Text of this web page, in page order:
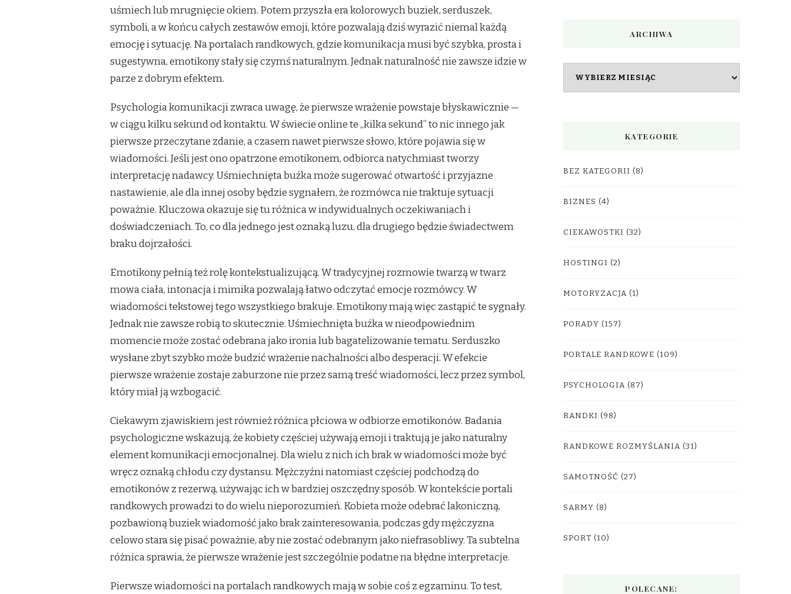
uśmiech lub mrugnięcie okiem. Potem przyszła era kolorowych buziek, serduszek,
symboli, a w końcu całych zestawów emoji, które pozwalają dziś wyrazić niemal każdą
emocję i sytuację. Na portalach randkowych, gdzie komunikacja musi być szybka, prosta i
sugestywna, emotikony stały się czymś naturalnym. Jednak naturalność nie zawsze idzie w
parze z dobrym efektem.
Psychologia komunikacji zwraca uwagę, że pierwsze wrażenie powstaje błyskawicznie —
w ciągu kilku sekund od kontaktu. W świecie online te „kilka sekund” to nic innego jak
pierwsze przeczytane zdanie, a czasem nawet pierwsze słowo, które pojawia się w
wiadomości. Jeśli jest ono opatrzone emotikonem, odbiorca natychmiast tworzy
interpretację nadawcy. Uśmiechnięta buźka może sugerować otwartość i przyjazne
nastawienie, ale dla innej osoby będzie sygnałem, że rozmówca nie traktuje sytuacji
poważnie. Kluczowa okazuje się tu różnica w indywidualnych oczekiwaniach i
doświadczeniach. To, co dla jednego jest oznaką luzu, dla drugiego będzie świadectwem
braku dojrzałości.
Emotikony pełnią też rolę kontekstualizującą. W tradycyjnej rozmowie twarzą w twarz
mowa ciała, intonacja i mimika pozwalają łatwo odczytać emocje rozmówcy. W
wiadomości tekstowej tego wszystkiego brakuje. Emotikony mają więc zastąpić te sygnały.
Jednak nie zawsze robią to skutecznie. Uśmiechnięta buźka w nieodpowiednim
momencie może zostać odebrana jako ironia lub bagatelizowanie tematu. Serduszko
wysłane zbyt szybko może budzić wrażenie nachalności albo desperacji. W efekcie
pierwsze wrażenie zostaje zaburzone nie przez samą treść wiadomości, lecz przez symbol,
który miał ją wzbogacić.
Ciekawym zjawiskiem jest również różnica płciowa w odbiorze emotikonów. Badania
psychologiczne wskazują, że kobiety częściej używają emoji i traktują je jako naturalny
element komunikacji emocjonalnej. Dla wielu z nich ich brak w wiadomości może być
wręcz oznaką chłodu czy dystansu. Mężczyźni natomiast częściej podchodzą do
emotikonów z rezerwą, używając ich w bardziej oszczędny sposób. W kontekście portali
randkowych prowadzi to do wielu nieporozumień. Kobieta może odebrać lakoniczną,
pozbawioną buziek wiadomość jako brak zainteresowania, podczas gdy mężczyzna
celowo stara się pisać poważnie, aby nie zostać odebranym jako niefrasobliwy. Ta subtelna
różnica sprawia, że pierwsze wrażenie jest szczególnie podatne na błędne interpretacje.
Pierwsze wiadomości na portalach randkowych mają w sobie coś z egzaminu. To test,
ARCHIWA
KATEGORIE
BEZ KATEGORII (8)
BIZNES (4)
CIEKAWOSTKI (32)
HOSTINGI (2)
MOTORYZACJA (1)
PORADY (157)
PORTALE RANDKOWE (109)
PSYCHOLOGIA (87)
RANDKI (98)
RANDKOWE ROZMYŚLANIA (31)
SAMOTNOŚĆ (27)
SARMY (8)
SPORT (10)
POLECANE: